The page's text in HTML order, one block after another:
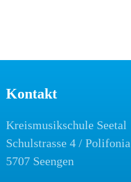
Kontakt
Kreismusikschule Seetal
Schulstrasse 4 / Polifonia
5707 Seengen